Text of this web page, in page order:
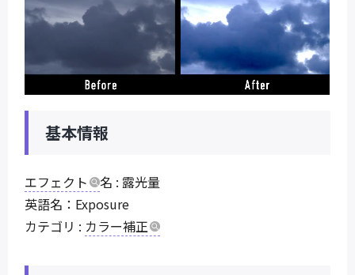
基本情報
エフェクト
名 : 露光量
英語名：Exposure
カテゴリ : カラー補正